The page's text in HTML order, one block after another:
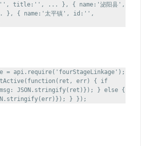
title:'', ... }, { name:'泌阳县',
name:'太平镇', id:'',
= api.require('fourStageLinkage');
err) { if
JSON.stringify(ret)}); } else {
} });